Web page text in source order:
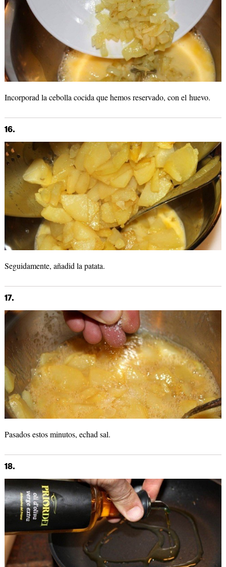
Incorporad la cebolla cocida que hemos reservado, con el huevo.
16.
Seguidamente, añadid la patata.
17.
Pasados estos minutos, echad sal.
18.